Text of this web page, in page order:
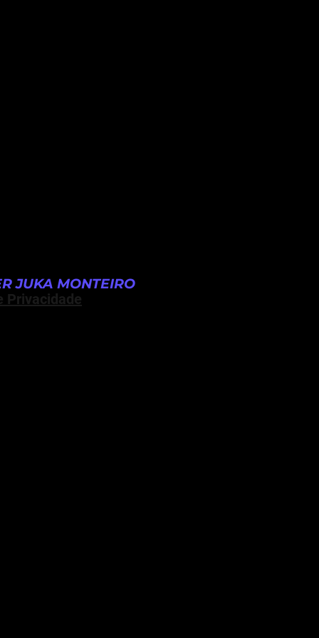
JUKA MONTEIRO
Privacidade